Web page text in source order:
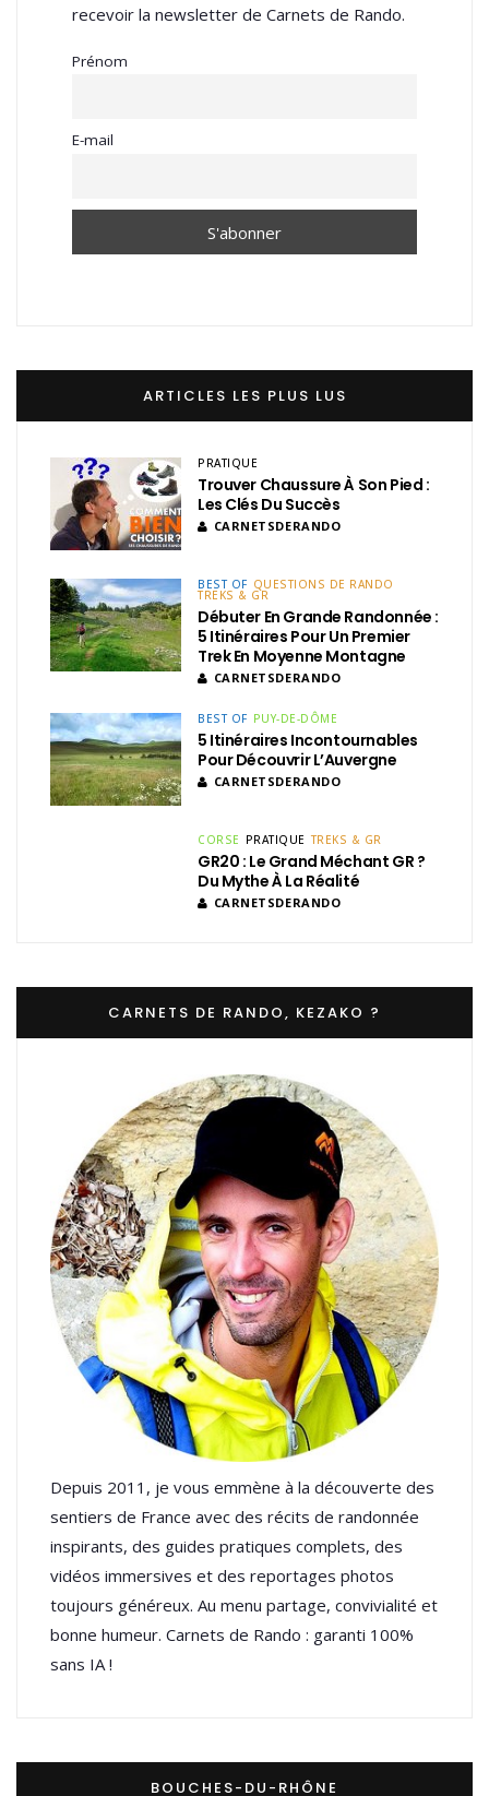
recevoir la newsletter de Carnets de Rando.
Prénom
E-mail
ARTICLES LES PLUS LUS
PRATIQUE
Trouver Chaussure À Son Pied :
Les Clés Du Succès
CARNETSDERANDO
BEST OF QUESTIONS DE RANDO
TREKS & GR
Débuter En Grande Randonnée :
5 Itinéraires Pour Un Premier
Trek En Moyenne Montagne
CARNETSDERANDO
BEST OF PUY-DE-DÔME
5 Itinéraires Incontournables
Pour Découvrir L’Auvergne
CARNETSDERANDO
CORSE PRATIQUE TREKS & GR
GR20 : Le Grand Méchant GR ?
Du Mythe À La Réalité
CARNETSDERANDO
CARNETS DE RANDO, KEZAKO ?
Depuis 2011, je vous emmène à la découverte des
sentiers de France avec des récits de randonnée
inspirants, des guides pratiques complets, des
vidéos immersives et des reportages photos
toujours généreux. Au menu partage, convivialité et
bonne humeur. Carnets de Rando : garanti 100%
sans IA !
BOUCHES-DU-RHÔNE